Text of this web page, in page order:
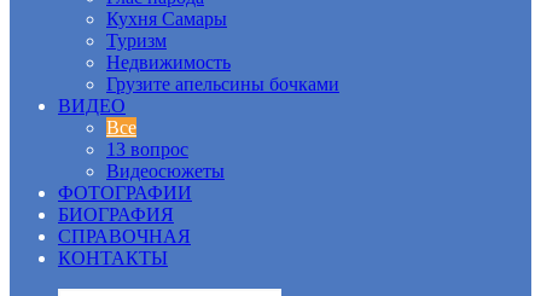
Кухня Самары
Туризм
Недвижимость
Грузите апельсины бочками
ВИДЕО
Все
13 вопрос
Видеосюжеты
ФОТОГРАФИИ
БИОГРАФИЯ
СПРАВОЧНАЯ
КОНТАКТЫ